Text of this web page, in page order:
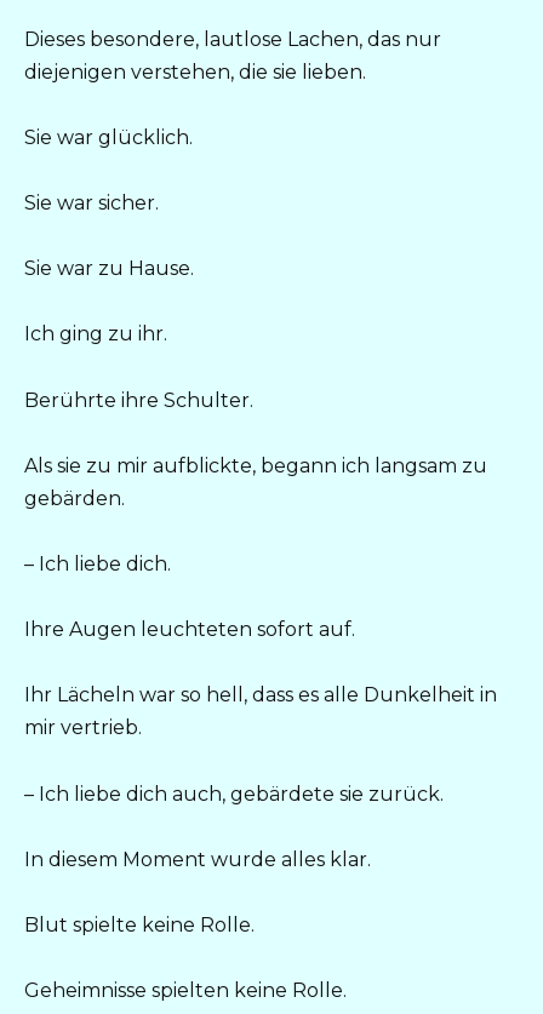
Dieses besondere, lautlose Lachen, das nur
diejenigen verstehen, die sie lieben.
Sie war glücklich.
Sie war sicher.
Sie war zu Hause.
Ich ging zu ihr.
Berührte ihre Schulter.
Als sie zu mir aufblickte, begann ich langsam zu
gebärden.
– Ich liebe dich.
Ihre Augen leuchteten sofort auf.
Ihr Lächeln war so hell, dass es alle Dunkelheit in
mir vertrieb.
– Ich liebe dich auch, gebärdete sie zurück.
In diesem Moment wurde alles klar.
Blut spielte keine Rolle.
Geheimnisse spielten keine Rolle.